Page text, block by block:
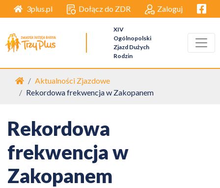
3plus.pl Dołącz do ZDR Zaloguj
XIV
Ogólnopolski
Zjazd Dużych
Rodzin
Strona główna
Aktualności Zjazdowe
Rekordowa frekwencja w Zakopanem
Rekordowa
frekwencja w
Zakopanem